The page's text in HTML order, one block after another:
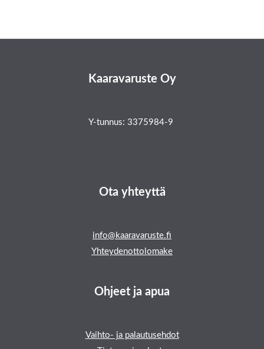
Kaaravaruste Oy
Y-tunnus: 3375984-9
Ota yhteyttä
info@kaaravaruste.fi
Yhteydenottolomake
Ohjeet ja apua
Vaihto- ja palautusehdot